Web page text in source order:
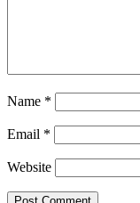
Name *
Email *
Website